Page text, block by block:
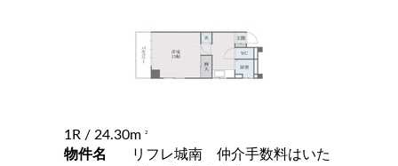
1R / 24.30m 2
物件名
リフレ城南 仲介手数料はいた